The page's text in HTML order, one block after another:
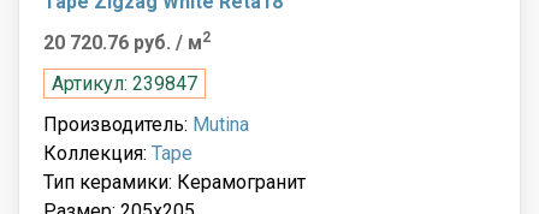
20 720.76 руб. / м2
Артикул: 239847
Производитель: Mutina
Коллекция: Tape
Тип керамики: Керамогранит